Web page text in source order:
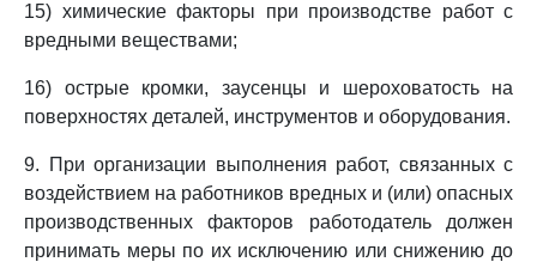
15) химические факторы при производстве работ с
вредными веществами;
16) острые кромки, заусенцы и шероховатость на
поверхностях деталей, инструментов и оборудования.
9. При организации выполнения работ, связанных с
воздействием на работников вредных и (или) опасных
производственных факторов работодатель должен
принимать меры по их исключению или снижению до